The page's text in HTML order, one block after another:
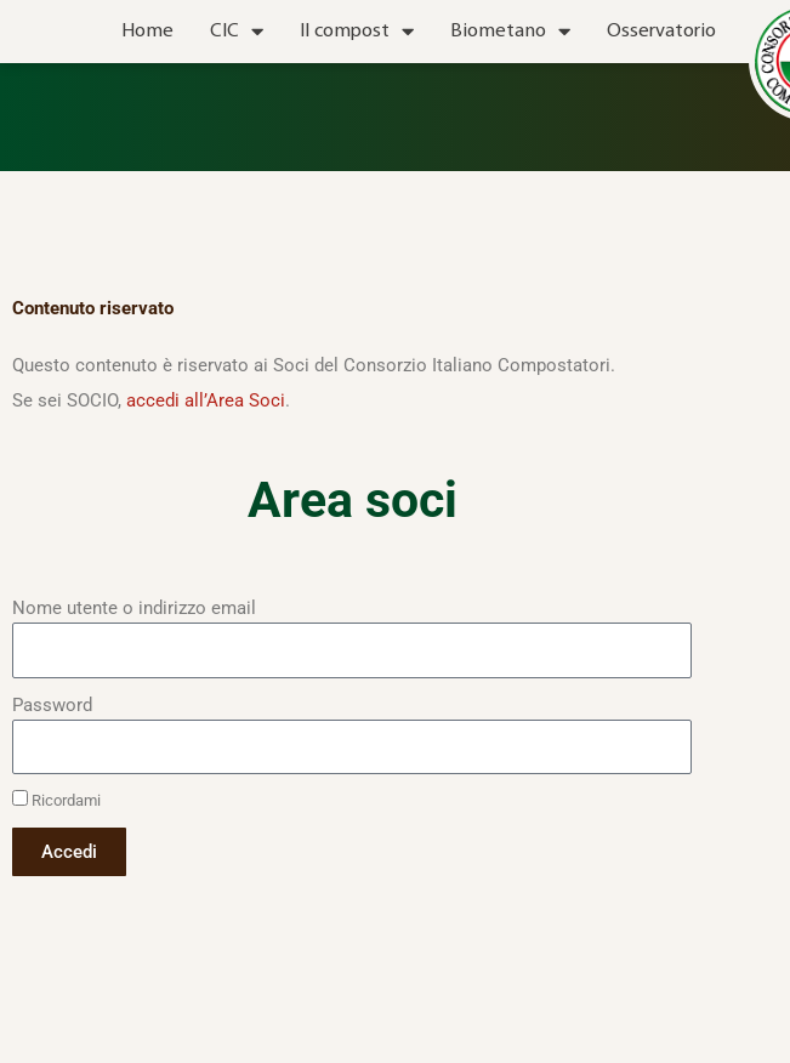
Home CIC Il compost Biometano Osservatorio
Contenuto riservato
Questo contenuto è riservato ai Soci del Consorzio Italiano Compostatori.
Se sei SOCIO, accedi all’Area Soci.
Area soci
Nome utente o indirizzo email
Password
Ricordami
Accedi